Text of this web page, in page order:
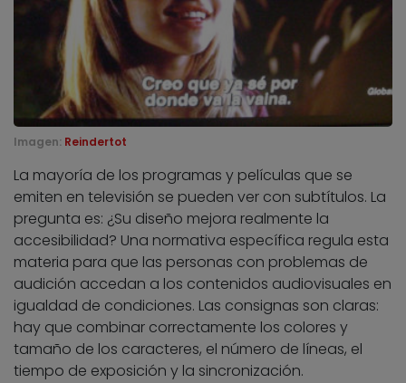
Imagen: Reindertot
La mayoría de los programas y películas que se
emiten en televisión se pueden ver con subtítulos. La
pregunta es: ¿Su diseño mejora realmente la
accesibilidad? Una normativa específica regula esta
materia para que las personas con problemas de
audición accedan a los contenidos audiovisuales en
igualdad de condiciones. Las consignas son claras:
hay que combinar correctamente los colores y
tamaño de los caracteres, el número de líneas, el
tiempo de exposición y la sincronización.